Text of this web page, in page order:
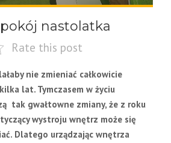
nastolatka
Rate this post
nie zmieniać całkowicie
lat. Tymczasem w życiu
tak gwałtowne zmiany, że z roku
wystroju wnętrz może się
Dlatego urządzając wnętrza